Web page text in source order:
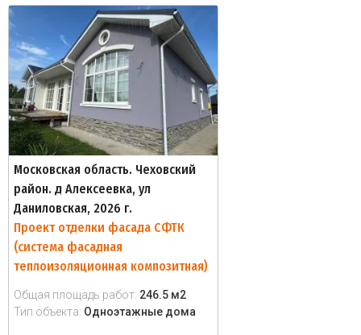
Московская область. Чеховский
район. д Алексеевка, ул
Даниловская, 2026 г.
Проект отделки фасада СФТК
(система фасадная
теплоизоляционная композитная)
Общая площадь работ: 246.5 м2
Тип объекта: Одноэтажные дома